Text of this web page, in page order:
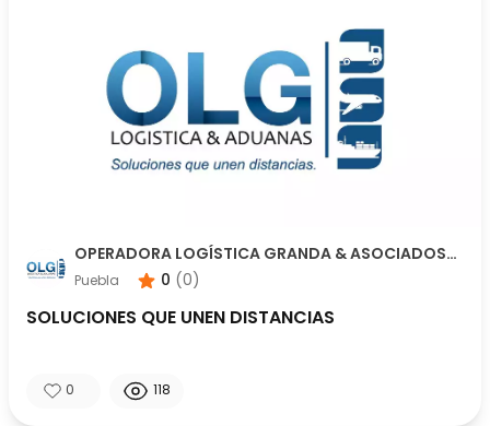
OPERADORA LOGÍSTICA GRANDA & ASOCIADOS
S.A. DE C.V
Puebla 0 (0 )
SOLUCIONES QUE UNEN DISTANCIAS
0 118